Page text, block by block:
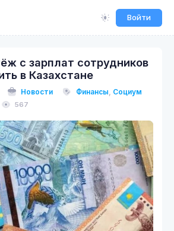
Войти
с зарплат сотрудников
в Казахстане
Новости Финансы, Социум
567